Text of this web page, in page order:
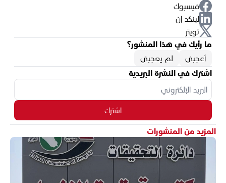
فيسبوك
لينكد إن
تويتر
ما رأيك في هذا المنشور؟
أعجبني
لم يعجبني
اشترك في النشرة البريدية
اشترك
المزيد من المنشورات